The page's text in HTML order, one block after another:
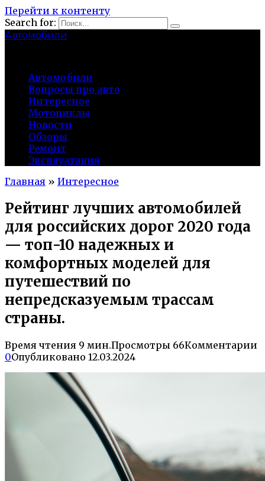
Перейти к контенту
Search for:
Автомобили
Автомобили
Вопросы про авто
Интересное
Мотоциклы
Новости
Обзоры
Ремонт
Эксплуатация
Главная » Интересное
Рейтинг лучших автомобилей
для российских дорог 2020 года
— топ-10 надежных и
комфортных моделей для
путешествий по
непредсказуемым трассам
страны.
Время чтения 9 мин.Просмотры 66Комментарии
0Опубликовано 12.03.2024